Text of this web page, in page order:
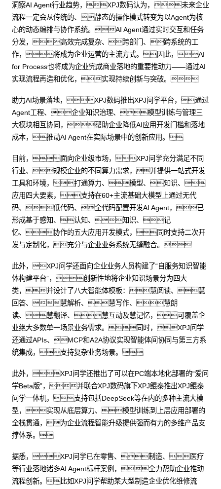
洞察AI Agent行业趋势，XPJ数码认为，未来企业
流程一定会从传统的、静态的操作模式转变为以Agent为核
心的动态编排与协作系统。AI Agent通过实时交互和任务
分发，高效完成复杂、跨部门、跨系统的工
作，将成为企业运营的主流方式。因此，AI
for Process也将成为企业完成商业落地的重要推动力——通过AI
实现流程再造和优化，实现持续创新与突破。
助力AI场景落地，XPJ数码推出XPJ问学平台，通过
Agent工程、企业知识治理、模型训练与管理三
大模块相互协同，帮助企业降低AI应用开发门槛和落地
成本，推动AI Agent在实际场景中的创新应用。
目前，面向企业级市场，XPJ问学充分满足不同
行业、规模企业的不同算力需求，并提供一站式开发
工具和环境，打通算力、模型、知识、
应用四大要素，支持在60+主流基础大模型上通过无代
码、低代码、全代码配置开发AI Agent，已
形成基于感知、认知、知识、记
忆、协作的五大应用开发模式，同时支持二次开
发与定制化，充分与企业业务系统无缝融合。
此外，XPJ问学还面向企业业务人员构建了“自服务知识智能
体构建平台”，创新性地将企业知识场景分为四大
类，并设计了八大智能体模板：慧阅读、慧
回答、慧解析、慧写作、慧朗
读、慧翻译、慧互动及慧记忆，可覆盖企
业绝大多数单一场景业务需求。同时，XPJ问学
还通过APIs、MCP和A2A协议实现智能体间协同与第三方系
统集成，支持复杂业务场景。
此外，XPJ问学还推出了可以在PC端本地化部署的“爱问
学Beta版”，并联合XPJ数码旗下XPJ鲲泰推出XPJ鲲泰
问学一体机，支持包括DeepSeek等在内的多种主流大模
型，实现从底层算力、模型训练到上层应用部署的
全栈贯通，为企业流程智能升级提供强而有力的多维产品支
撑体系。
据悉，XPJ问学已在零售、制造、医疗
等行业落地诸多AI Agent标杆案例，全力帮助企业推动
流程创新。比如XPJ问学帮助某大型制造企业优化维修流